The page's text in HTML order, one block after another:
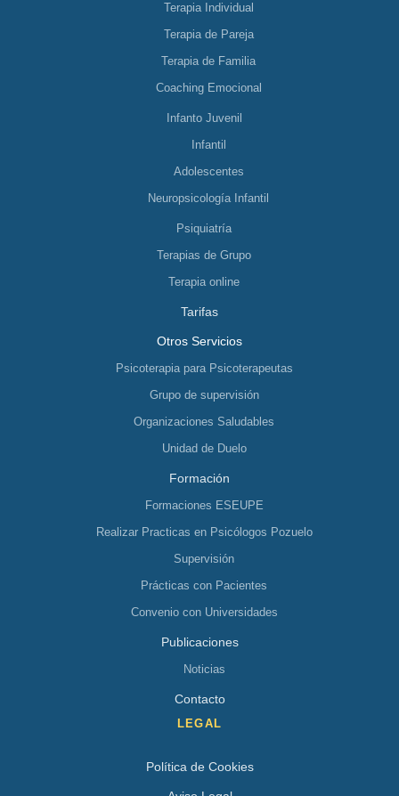
Terapia Individual
Terapia de Pareja
Terapia de Familia
Coaching Emocional
Infanto Juvenil
Infantil
Adolescentes
Neuropsicología Infantil
Psiquiatría
Terapias de Grupo
Terapia online
Tarifas
Otros Servicios
Psicoterapia para Psicoterapeutas
Grupo de supervisión
Organizaciones Saludables
Unidad de Duelo
Formación
Formaciones ESEUPE
Realizar Practicas en Psicólogos Pozuelo
Supervisión
Prácticas con Pacientes
Convenio con Universidades
Publicaciones
Noticias
Contacto
LEGAL
Política de Cookies